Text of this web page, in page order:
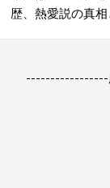
歴、熱愛説の真
-----------------